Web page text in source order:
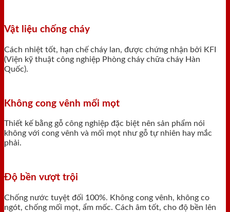
Vật liệu chống cháy
Cách nhiệt tốt, hạn chế cháy lan, được chứng nhận bởi KFI
(Viện kỹ thuật công nghiệp Phòng cháy chữa cháy Hàn
Quốc).
Không cong vênh mối mọt
Thiết kế bằng gỗ công nghiệp đặc biệt nên sản phẩm nói
không với cong vênh và mối mọt như gỗ tự nhiên hay mắc
phải.
Độ bền vượt trội
Chống nước tuyệt đối 100%. Không cong vênh, không co
ngót, chống mối mọt, ẩm mốc. Cách âm tốt, cho độ bền lên